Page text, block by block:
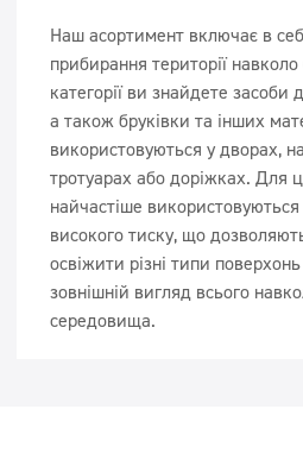
Спеціалізовані послуги
Прибирання та догляд за зовнішніми
Освітні та розважальні заклади
Прибирання офісів та офісних
Наш асортимент включає в
прибирання території
категорії ви знайдете
а також бруківки та інших
використовуються у дворах,
тротуарах або доріжках. Для
найчастіше
високого тиску, що
освіжити різні типи
зовнішній вигляд всього
середовища.